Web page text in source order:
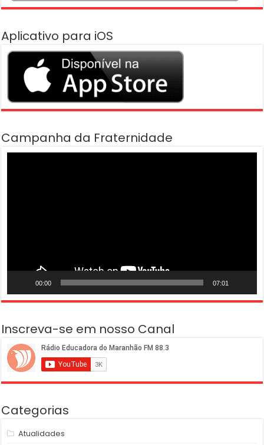
Aplicativo para iOS
Campanha da Fraternidade
00:00 07:01
Inscreva-se em nosso Canal
Categorias
Atualidades